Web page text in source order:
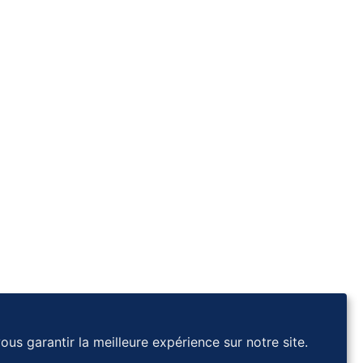
garantir la meilleure expérience sur notre site.